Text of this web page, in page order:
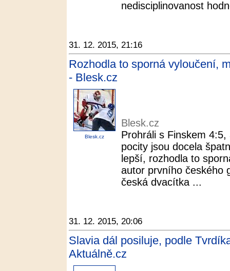
nedisciplinovanost
31. 12. 2015, 21:16
Rozhodla to sporná vyloučení,
- Blesk.cz
Blesk.cz
Blesk.cz
Prohráli s Finskem
pocity jsou docela
lepší, rozhodla to
autor prvního českého
česká dvacítka ...
31. 12. 2015, 20:06
Slavia dál posiluje, podle
Aktuálně.cz